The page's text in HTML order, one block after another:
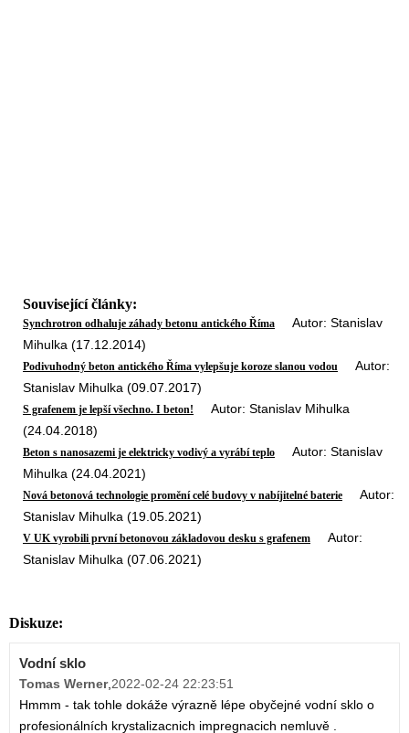
Související články:
Synchrotron odhaluje záhady betonu antického Říma Autor: Stanislav
Mihulka (17.12.2014)
Podivuhodný beton antického Říma vylepšuje koroze slanou vodou
Autor:
Stanislav Mihulka (09.07.2017)
S grafenem je lepší všechno. I beton!
Autor: Stanislav Mihulka
(24.04.2018)
Beton s nanosazemi je elektricky vodivý a vyrábí teplo Autor: Stanislav
Mihulka (24.04.2021)
Nová betonová technologie promění celé budovy v nabíjitelné baterie Autor:
Stanislav Mihulka (19.05.2021)
V UK vyrobili první betonovou základovou desku s grafenem Autor:
Stanislav Mihulka (07.06.2021)
Diskuze:
Vodní sklo
Tomas Werner, 2022-02-24 22:23:51
Hmmm - tak tohle dokáže výrazně lépe obyčejné vodní sklo o
profesionálních krystalizacnich impregnacich nemluvě .